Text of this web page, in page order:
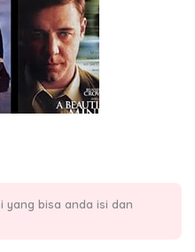
yang bisa anda isi dan